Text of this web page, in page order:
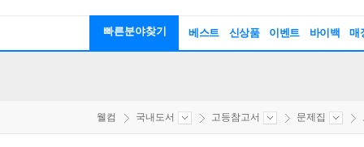
빠른분야찾기 베스트 신상품 이벤트 바이백 매
웰컴 국내도서 고등참고서 문제집